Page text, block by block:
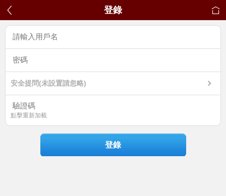
登錄
安全提問(未設置請忽略)
點擊重新加載
登錄